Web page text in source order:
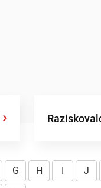
G H I J